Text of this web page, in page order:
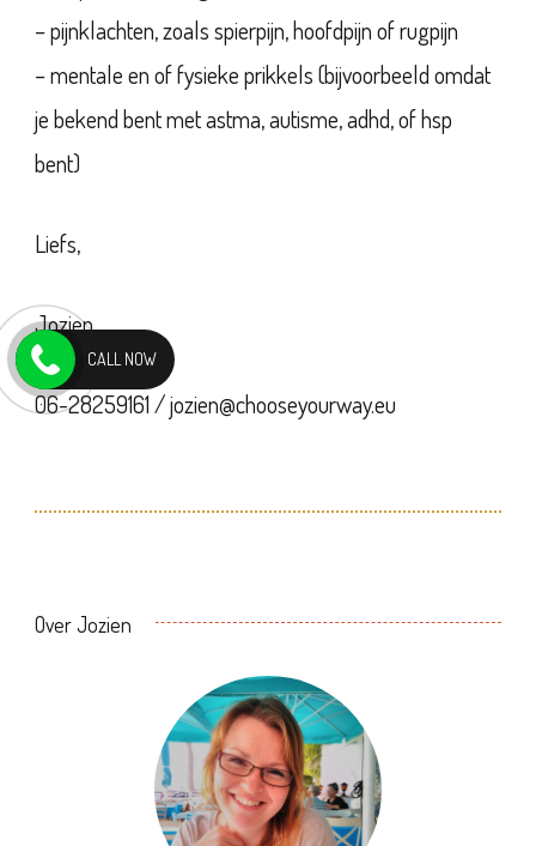
– pijnklachten, zoals spierpijn, hoofdpijn of rugpijn
– mentale en of fysieke prikkels (bijvoorbeeld omdat
je bekend bent met astma, autisme, adhd, of hsp
bent)
Liefs,
Jozien
06-28259161 / jozien@chooseyourway.eu
Over Jozien
CALL NOW